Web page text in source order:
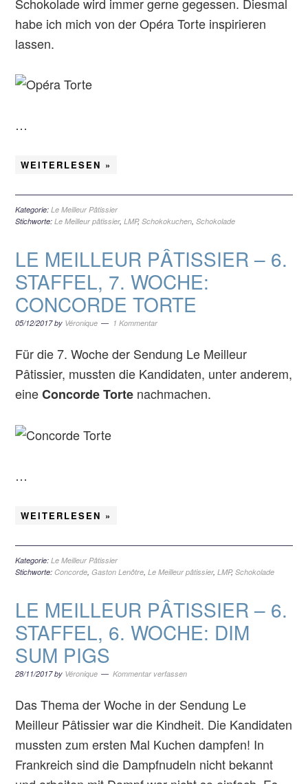
Schokolade wird immer gerne gegessen. Diesmal
habe ich mich von der Opéra Torte inspirieren
lassen.
…
WEITERLESEN »
Kategorie:Le Meilleur Pâtissier
Stichworte:Le Meilleur pâtissier,LMP,Schokokuchen,Schokolade
LE MEILLEUR PÂTISSIER – 6.
STAFFEL, 7. WOCHE:
CONCORDE TORTE
05/12/2017by Véronique 1 Kommentar
Für die 7. Woche der Sendung Le Meilleur
Pâtissier, mussten die Kandidaten, unter anderem,
eineConcorde Torte nachmachen.
…
WEITERLESEN »
Kategorie:Le Meilleur Pâtissier
Stichworte:Concorde,Gaston Lenôtre,Le Meilleur pâtissier,LMP,Schokolade
LE MEILLEUR PÂTISSIER – 6.
STAFFEL, 6. WOCHE: DIM
SUM PIGS
28/11/2017by Véronique Kommentar verfassen
Das Thema der Woche in der Sendung Le
Meilleur Pâtissier war die Kindheit. Die Kandidaten
mussten zum ersten Mal Kuchen dampfen! In
Frankreich sind die Dampfnudeln nicht bekannt